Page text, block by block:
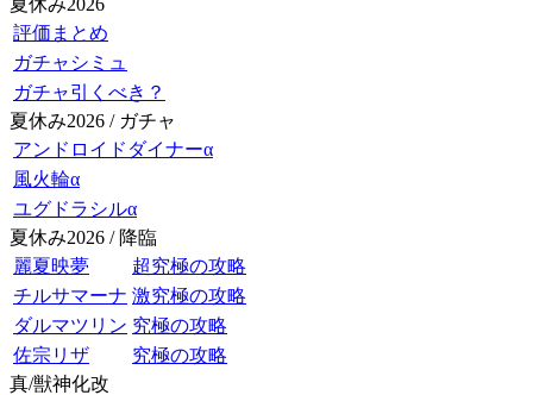
夏休み2026
評価まとめ
ガチャシミュ
ガチャ引くべき？
夏休み2026 / ガチャ
アンドロイドダイナーα
風火輪α
ユグドラシルα
夏休み2026 / 降臨
麗夏映夢
超究極の攻略
チルサマーナ 激究極の攻略
ダルマツリン 究極の攻略
佐宗リザ
究極の攻略
真/獣神化改